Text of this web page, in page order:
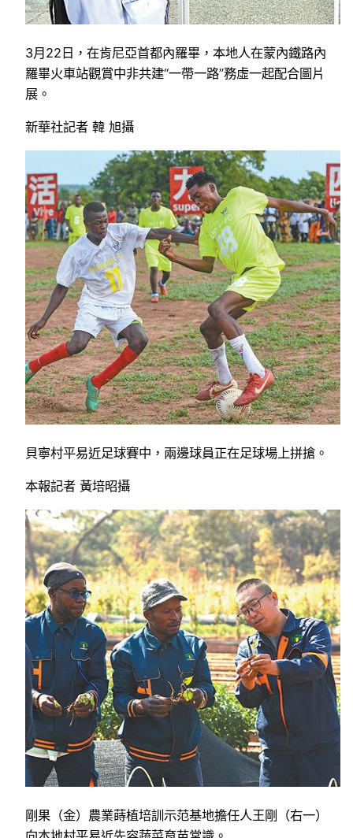
3月22日，在肯尼亞首都內羅畢，本地人在蒙內鐵路內
羅畢火車站觀賞中非共建“一帶一路”務虛一起配合圖片
展。
新華社記者 韓 旭攝
貝寧村平易近足球賽中，兩邊球員正在足球場上拼搶。
本報記者 黃培昭攝
剛果（金）農業蒔植培訓示范基地擔任人王剛（右一）